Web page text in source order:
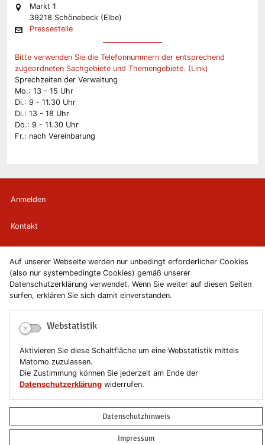
Auf unserer Webseite werden nur unbedingt erforderlicher Cookies
(also nur systembedingte Cookies) gemäß unserer
Datenschutzerklärung verwendet. Wenn Sie weiter auf diesen Seiten
surfen, erklären Sie sich damit einverstanden.
Webstatistik
Aktivieren Sie diese Schaltfläche um eine Webstatistik mittels
Matomo zuzulassen.
Die Zustimmung können Sie jederzeit am Ende der
Datenschutzerklärung widerrufen.
Datenschutzhinweis
Impressum
Markt 1
39218 Schönebeck (Elbe)
Pressestelle
Bitte verwenden Sie die Telefonnummern der entsprechend
zugeordneten Sachgebiete und Themengebiete. (Link)
Sprechzeiten der Verwaltung
Mo.: 13 - 15 Uhr
Di.: 9 - 11.30 Uhr
Di.: 13 - 18 Uhr
Do.: 9 - 11.30 Uhr
Fr.: nach Vereinbarung
Anmelden
Kontakt
Newsletterabmeldung
Datenschutzerklärung
Erklärung zur Barrierefreiheit
Leichte Sprache
Sitemap
Copyright © 2019-2026 Stadt Schönebeck (Elbe)